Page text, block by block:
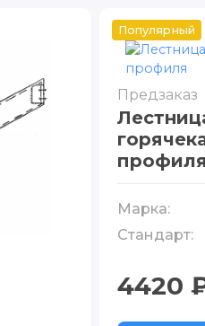
Популярный
Предзаказ
Марка:
Стандарт:
4420